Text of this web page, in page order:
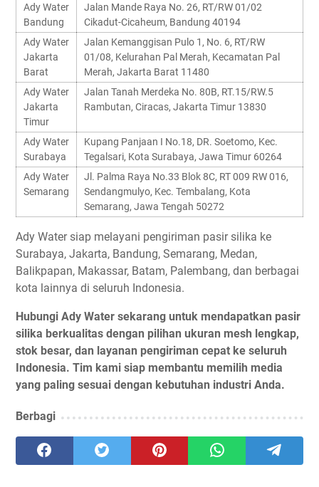
Ady Water
Bandung
Jalan Mande Raya No. 26, RT/RW 01/02
Cikadut-Cicaheum, Bandung 40194
Ady Water
Jakarta
Barat
Jalan Kemanggisan Pulo 1, No. 6, RT/RW
01/08, Kelurahan Pal Merah, Kecamatan Pal
Merah, Jakarta Barat 11480
Ady Water
Jakarta
Timur
Jalan Tanah Merdeka No. 80B, RT.15/RW.5
Rambutan, Ciracas, Jakarta Timur 13830
Ady Water
Surabaya
Kupang Panjaan I No.18, DR. Soetomo, Kec.
Tegalsari, Kota Surabaya, Jawa Timur 60264
Ady Water
Semarang
Jl. Palma Raya No.33 Blok 8C, RT 009 RW 016,
Sendangmulyo, Kec. Tembalang, Kota
Semarang, Jawa Tengah 50272
Ady Water siap melayani pengiriman pasir silika ke
Surabaya, Jakarta, Bandung, Semarang, Medan,
Balikpapan, Makassar, Batam, Palembang, dan berbagai
kota lainnya di seluruh Indonesia.
Hubungi Ady Water sekarang untuk mendapatkan pasir
silika berkualitas dengan pilihan ukuran mesh lengkap,
stok besar, dan layanan pengiriman cepat ke seluruh
Indonesia. Tim kami siap membantu memilih media
yang paling sesuai dengan kebutuhan industri Anda.
Berbagi